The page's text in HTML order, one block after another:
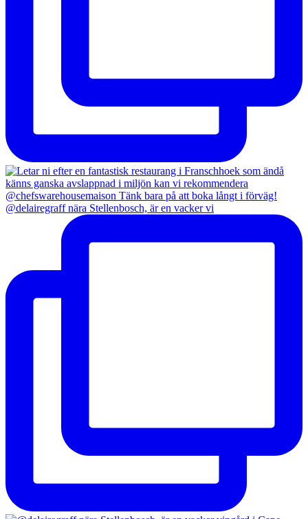
@delairegraff nära Stellenbosch, är en vacker vi